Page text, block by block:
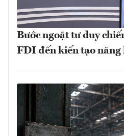
Bước ngoặt tư duy
FDI đến kiến tạo năng